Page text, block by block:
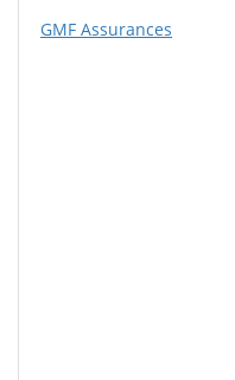
GMF Assurances